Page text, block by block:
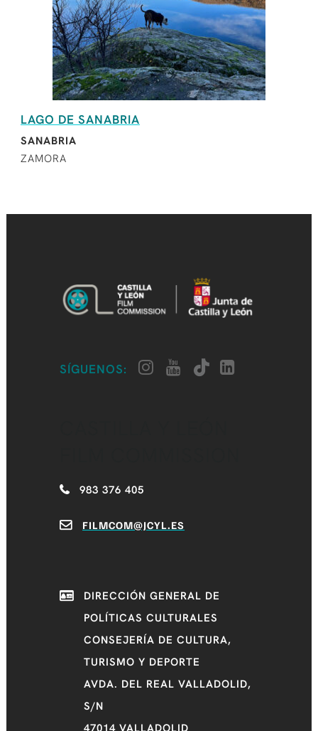
LAGO DE SANABRIA
SANABRIA
ZAMORA
SÍGUENOS:
983 376 405
FILMCOM@JCYL.ES
DIRECCIÓN GENERAL DE
POLÍTICAS CULTURALES
CONSEJERÍA DE CULTURA,
TURISMO Y DEPORTE
AVDA. DEL REAL VALLADOLID,
S/N